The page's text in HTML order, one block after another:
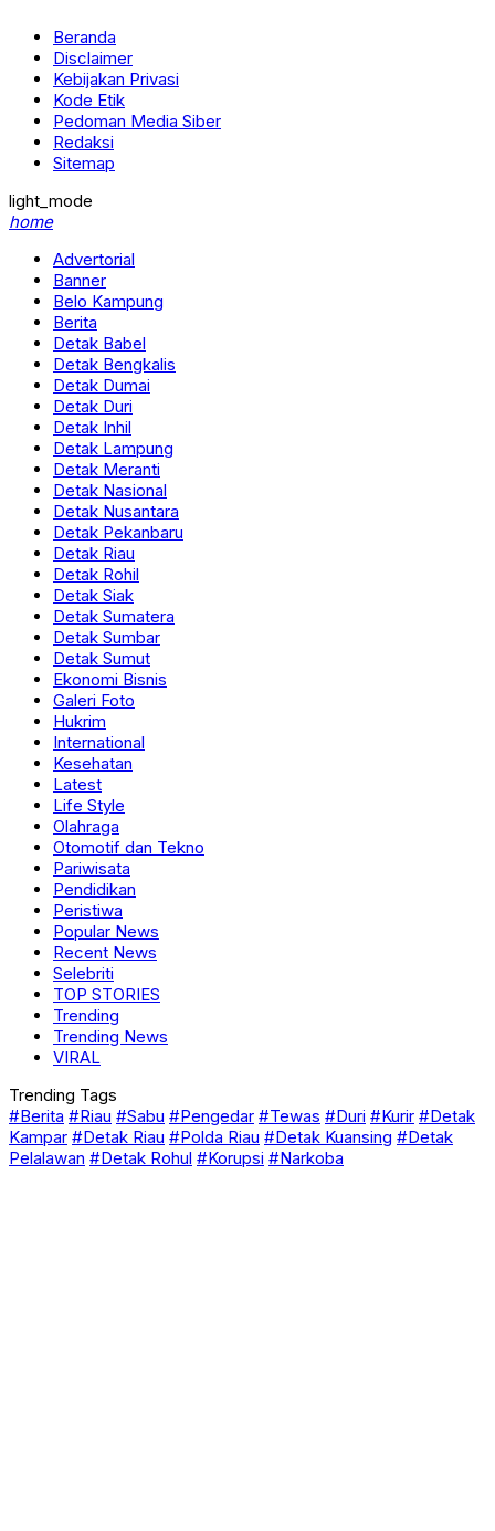
Beranda
Disclaimer
Kebijakan Privasi
Kode Etik
Pedoman Media Siber
Redaksi
Sitemap
light_mode
home
Advertorial
Banner
Belo Kampung
Berita
Detak Babel
Detak Bengkalis
Detak Dumai
Detak Duri
Detak Inhil
Detak Lampung
Detak Meranti
Detak Nasional
Detak Nusantara
Detak Pekanbaru
Detak Riau
Detak Rohil
Detak Siak
Detak Sumatera
Detak Sumbar
Detak Sumut
Ekonomi Bisnis
Galeri Foto
Hukrim
International
Kesehatan
Latest
Life Style
Olahraga
Otomotif dan Tekno
Pariwisata
Pendidikan
Peristiwa
Popular News
Recent News
Selebriti
TOP STORIES
Trending
Trending News
VIRAL
Trending Tags
#Berita #Riau #Sabu #Pengedar #Tewas #Duri #Kurir #Detak
Kampar #Detak Riau #Polda Riau #Detak Kuansing #Detak
Pelalawan #Detak Rohul #Korupsi #Narkoba